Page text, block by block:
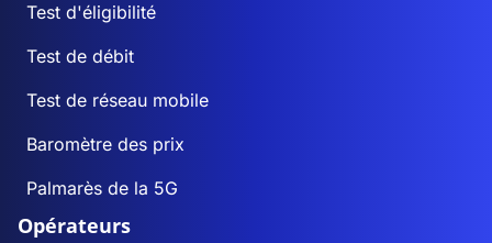
Test d'éligibilité
Test de débit
Test de réseau mobile
Baromètre des prix
Palmarès de la 5G
Opérateurs